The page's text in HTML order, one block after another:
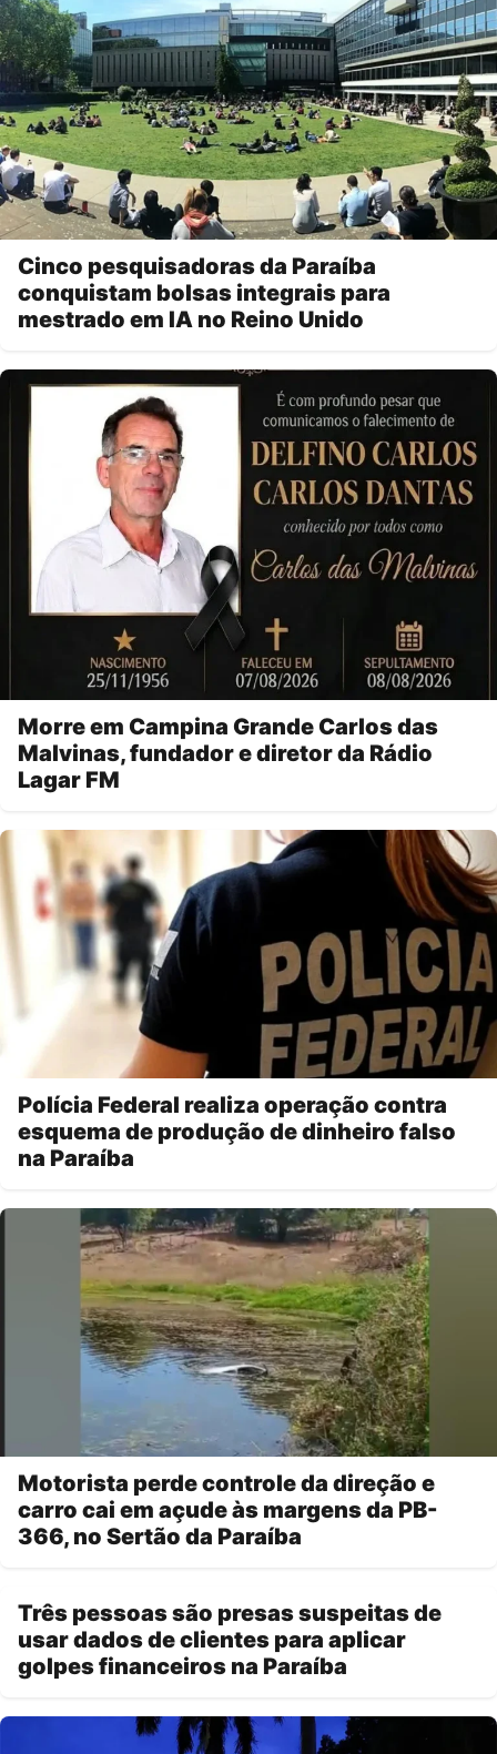
Cinco pesquisadoras da Paraíba
conquistam bolsas integrais para
mestrado em IA no Reino Unido
Morre em Campina Grande Carlos das
Malvinas, fundador e diretor da Rádio
Lagar FM
Polícia Federal realiza operação contra
esquema de produção de dinheiro falso
na Paraíba
Motorista perde controle da direção e
carro cai em açude às margens da PB-
366, no Sertão da Paraíba
Três pessoas são presas suspeitas de
usar dados de clientes para aplicar
golpes financeiros na Paraíba